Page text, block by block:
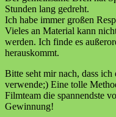
Stunden lang gedreht.
Ich habe immer großen
Vieles an Material kann
werden. Ich finde es
herauskommt.
Bitte seht mir nach, dass ich
verwende;) Eine tolle
Filmteam die spannendste
Gewinnung!